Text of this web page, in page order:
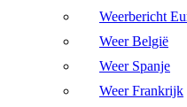
Weerbericht
Weer België
Weer Spanje
Weer Frankrijk